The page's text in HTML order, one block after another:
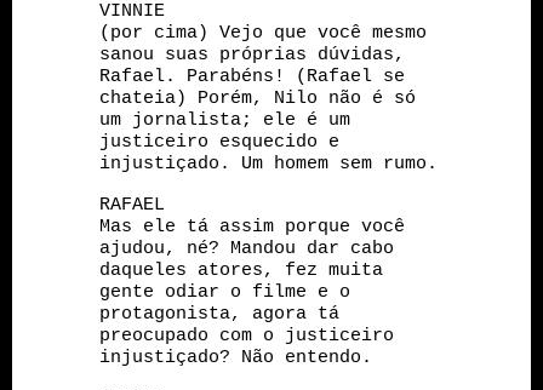
VINNIE
(por cima) Vejo que você mesmo
sanou suas próprias dúvidas,
Rafael. Parabéns! (Rafael se
chateia) Porém, Nilo não é só
um jornalista; ele é um
justiceiro esquecido e
injustiçado. Um homem sem rumo.
RAFAEL
Mas ele tá assim porque você
ajudou, né? Mandou dar cabo
daqueles atores, fez muita
gente odiar o filme e o
protagonista, agora tá
preocupado com o justiceiro
injustiçado? Não entendo.